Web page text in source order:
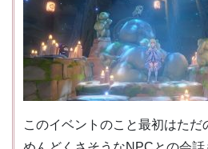
このイベントのこと最初はただ